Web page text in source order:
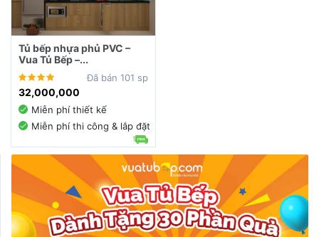
Tủ bếp nhựa phủ PVC –
Vua Tủ Bếp –...
Đã bán 101 sp
32,000,000
Miễn phí thiết kế
Miễn phí thi công & lắp đặt